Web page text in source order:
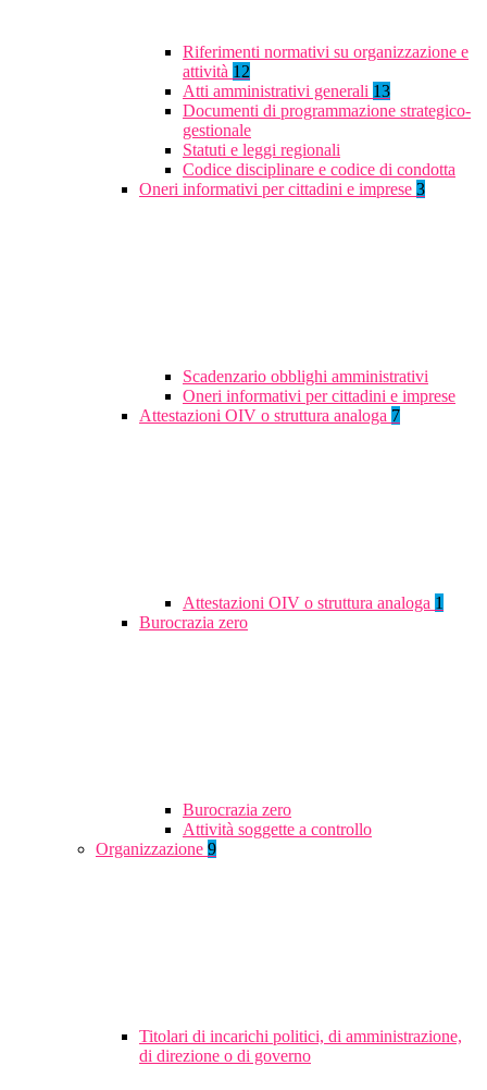
Riferimenti normativi su organizzazione e
attività 12
Atti amministrativi generali 13
Documenti di programmazione strategico-
gestionale
Statuti e leggi regionali
Codice disciplinare e codice di condotta
Oneri informativi per cittadini e imprese 3
Scadenzario obblighi amministrativi
Oneri informativi per cittadini e imprese
Attestazioni OIV o struttura analoga 7
Attestazioni OIV o struttura analoga 1
Burocrazia zero
Burocrazia zero
Attività soggette a controllo
Organizzazione 9
Titolari di incarichi politici, di amministrazione,
di direzione o di governo